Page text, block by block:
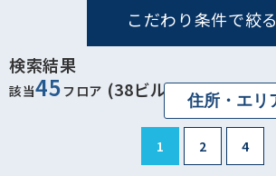
こだわり条件で絞る
検索結果
該当45 フロア (38ビル)
1 2 4